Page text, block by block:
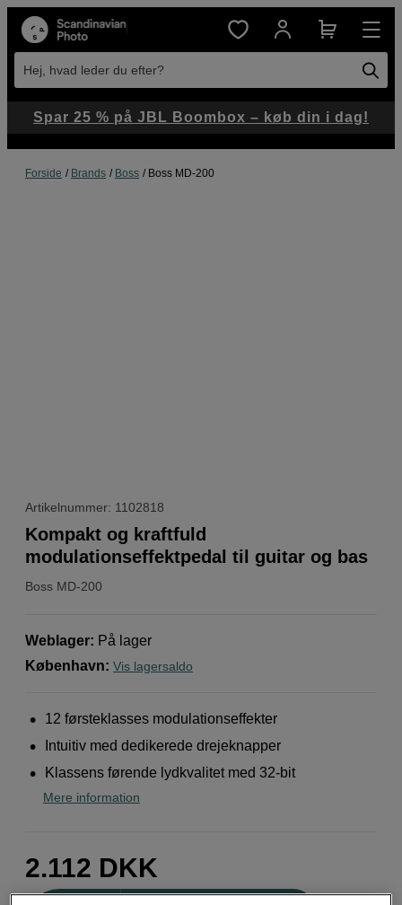
Hej, hvad leder du efter?
Forside Brands Boss Boss MD-200
Artikelnummer: 1102818
Boss MD-200
Kompakt og kraftfuld
modulationseffektpedal til guitar og bas
Weblager: På lager
København: Vis lagersaldo
12 førsteklasses modulationseffekter
Intuitiv med dedikerede drejeknapper
Klassens førende lydkvalitet med 32-bit
Mere information
2.112 DKK
Spar 25 % på JBL Boombox – køb din i dag!